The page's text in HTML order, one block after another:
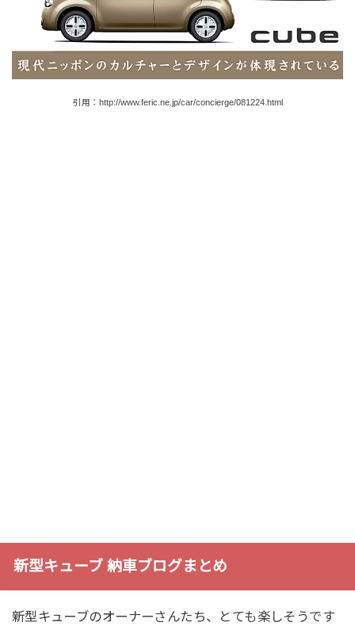
引用：http://www.feric.ne.jp/car/concierge/081224.html
新型キューブ 納車ブログまとめ
新型キューブのオーナーさんたち、とても楽しそうです